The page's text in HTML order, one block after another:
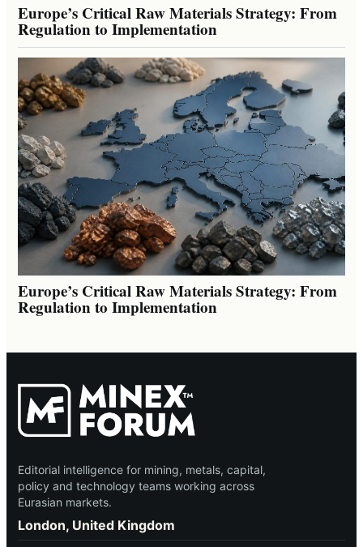
Europe’s Critical Raw Materials Strategy: From
Regulation to Implementation
Europe’s Critical Raw Materials Strategy: From
Regulation to Implementation
Editorial intelligence for mining, metals, capital,
policy and technology teams working across
Eurasian markets.
London, United Kingdom